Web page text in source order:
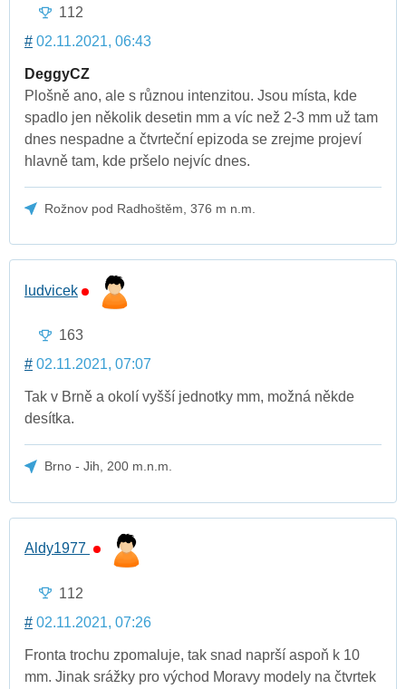
112
# 02.11.2021, 06:43
DeggyCZ
Plošně ano, ale s různou intenzitou. Jsou místa, kde
spadlo jen několik desetin mm a víc než 2-3 mm už tam
dnes nespadne a čtvrteční epizoda se zrejme projeví
hlavně tam, kde pršelo nejvíc dnes.
Rožnov pod Radhoštěm, 376 m n.m.
ludvicek
163
# 02.11.2021, 07:07
Tak v Brně a okolí vyšší jednotky mm, možná někde
desítka.
Brno - Jih, 200 m.n.m.
Aldy1977
112
# 02.11.2021, 07:26
Fronta trochu zpomaluje, tak snad naprší aspoň k 10
mm. Jinak srážky pro východ Moravy modely na čtvrtek